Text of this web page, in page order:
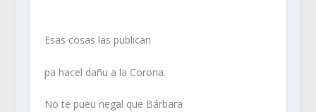
Esas cosas las publican
pa hacel dañu a la Corona.
No te pueu negal que Bárbara